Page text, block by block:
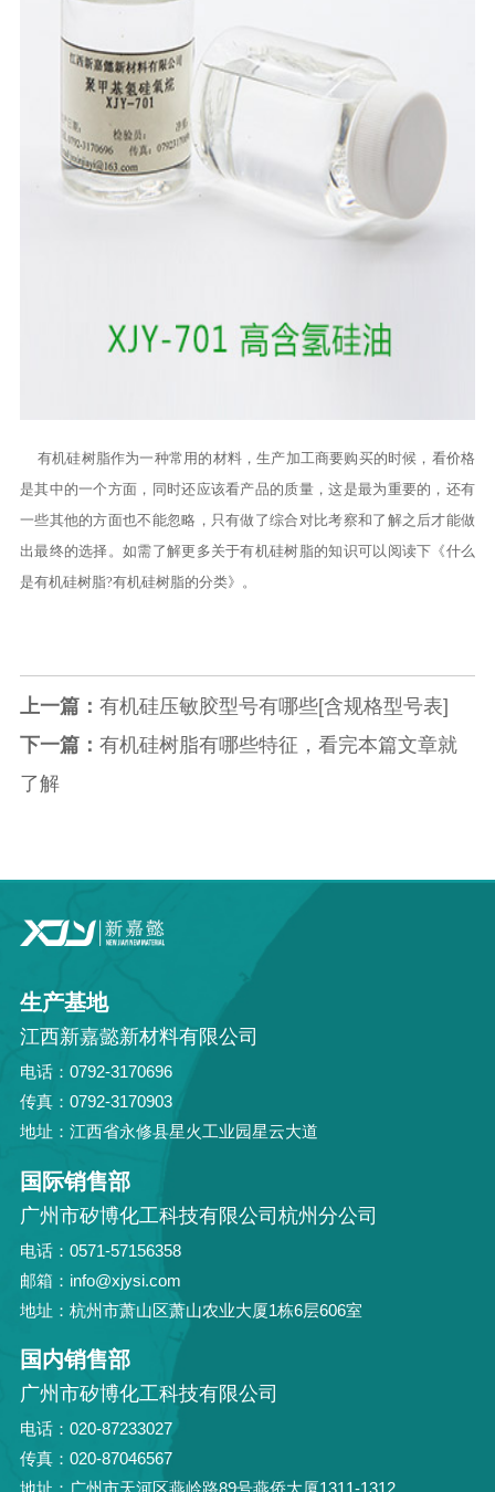
有机硅树脂作为一种常用的材料，生产加工商要购买的时候，看价格
是其中的一个方面，同时还应该看产品的质量，这是最为重要的，还有
一些其他的方面也不能忽略，只有做了综合对比考察和了解之后才能做
出最终的选择。如需了解更多关于有机硅树脂的知识可以阅读下《什么
是有机硅树脂?有机硅树脂的分类》。
上一篇： 有机硅压敏胶型号有哪些[含规格型号表]
下一篇： 有机硅树脂有哪些特征，看完本篇文章就
了解
生产基地
江西新嘉懿新材料有限公司
电话：0792-3170696
传真：0792-3170903
地址：江西省永修县星火工业园星云大道
国际销售部
广州市矽博化工科技有限公司杭州分公司
电话：0571-57156358
邮箱：info@xjysi.com
地址：杭州市萧山区萧山农业大厦1栋6层606室
国内销售部
广州市矽博化工科技有限公司
电话：020-87233027
传真：020-87046567